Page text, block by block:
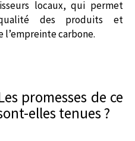
locaux, qui permet
des produits et
carbone.
promesses de ce
elles tenues ?